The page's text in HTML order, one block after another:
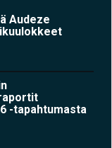
Audeze
-tapahtumasta